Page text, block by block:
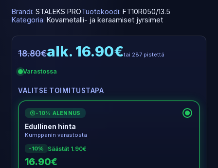
Brändi: STALEKS PROTuotekoodi: FT10R050/13.5
Kategoria: Kovametalli- ja keraamiset jyrsimet
18.80€alk. 16.90€tai 287 pistettä
Varastossa
VALITSE TOIMITUSTAPA
€ -10% ALENNUS
Edullinen hinta
Kumppanin varastosta
-10%
Säästät 1.90€
16.90€